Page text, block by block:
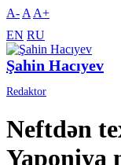
A- A A+
EN RU
Şahin Hacıyev
Redaktor
Neftdən
Yaponiya